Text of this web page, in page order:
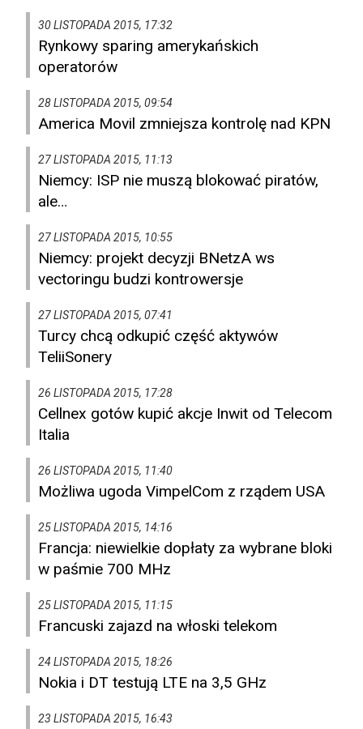
30 LISTOPADA 2015, 17:32
Rynkowy sparing amerykańskich
operatorów
28 LISTOPADA 2015, 09:54
America Movil zmniejsza kontrolę nad KPN
27 LISTOPADA 2015, 11:13
Niemcy: ISP nie muszą blokować piratów,
ale…
27 LISTOPADA 2015, 10:55
Niemcy: projekt decyzji BNetzA ws
vectoringu budzi kontrowersje
27 LISTOPADA 2015, 07:41
Turcy chcą odkupić część aktywów
TeliiSonery
26 LISTOPADA 2015, 17:28
Cellnex gotów kupić akcje Inwit od Telecom
Italia
26 LISTOPADA 2015, 11:40
Możliwa ugoda VimpelCom z rządem USA
25 LISTOPADA 2015, 14:16
Francja: niewielkie dopłaty za wybrane bloki
w paśmie 700 MHz
25 LISTOPADA 2015, 11:15
Francuski zajazd na włoski telekom
24 LISTOPADA 2015, 18:26
Nokia i DT testują LTE na 3,5 GHz
23 LISTOPADA 2015, 16:43